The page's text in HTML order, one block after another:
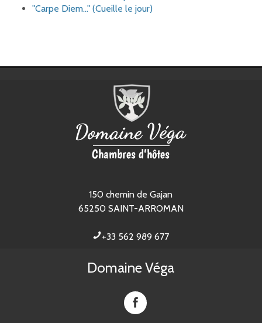
"Carpe Diem..." (Cueille le jour)
150 chemin de Gajan
65250 SAINT-ARROMAN
+33 562 989 677
Domaine Véga
Domaine